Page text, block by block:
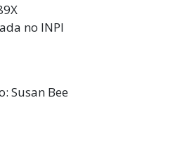
no INPI
Susan Bee